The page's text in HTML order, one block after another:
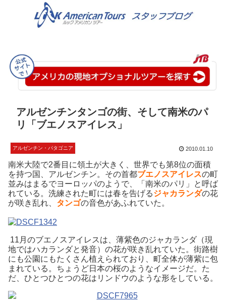
アルゼンチンタンゴの街、そして南米のパ
リ「ブエノスアイレス」
アルゼンチン・パタゴニア 2010.01.10
南米大陸で2番目に領土が大きく、世界でも第8位の面積
を持つ国、アルゼンチン。その首都ブエノスアイレスの町
並みはまるでヨーロッパのようで、「南米のパリ」と呼ば
れている。洗練された町には春を告げるジャカランダの花
が咲き乱れ、 タンゴの音色があふれていた。
11月のブエノスアイレスは、薄紫色のジャカランダ（現
地ではハカランダと発音）の花が咲き乱れていた。街路樹
にも公園にもたくさん植えられており、町全体が薄紫に包
まれている。ちょうど日本の桜のようなイメージだ。た
だ、ひとつひとつの花はリンドウのような形をしている。